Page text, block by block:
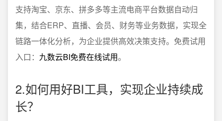
支持淘宝、京东、拼多多等主流电商平台数据自动归
集，结合ERP、直播、会员、财务等业务数据，实现全
链路一体化分析，为企业提供高效决策支持。免费试用
入口： 九数云BI免费在线试用。
2.如何用好BI工具，实现企业持续成
长？